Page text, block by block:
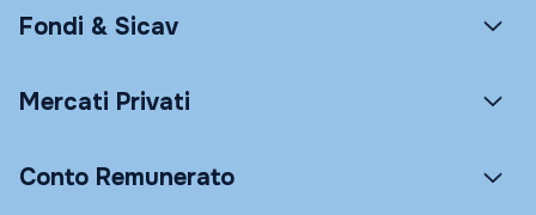
Fondi & Sicav
Mercati Privati
Conto Remunerato